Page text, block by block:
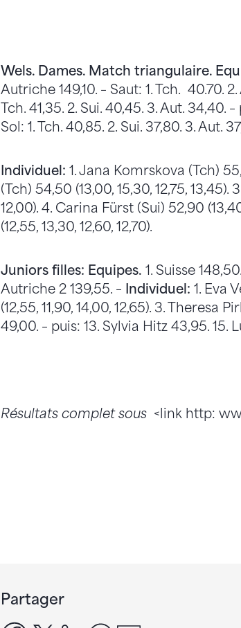
Wels. Dames. Match triangulaire.
Autriche 149,10. – Saut: 1. Tch. 40.70.
Tch. 41,35. 2. Sui. 40,45. 3. Aut. 34,40.
Sol: 1. Tch. 40,85. 2. Sui. 37,80. 3. Aut.
Individuel: 1. Jana Komrskova (Tch)
(Tch) 54,50 (13,00, 15,30, 12,75,
12,00). 4. Carina Fürst (Sui) 52,90
(12,55, 13,30, 12,60, 12,70).
Juniors filles: Equipes. 1. Suisse
Autriche 2 139,55. – Individuel: 1. Eva
(12,55, 11,90, 14,00, 12,65). 3.
49,00. – puis: 13. Sylvia Hitz 43,95. 15.
Résultats complet sous <link http:
Partager